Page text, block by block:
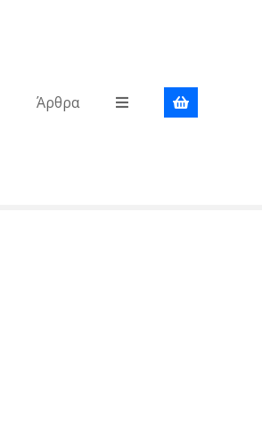
Άρθρα